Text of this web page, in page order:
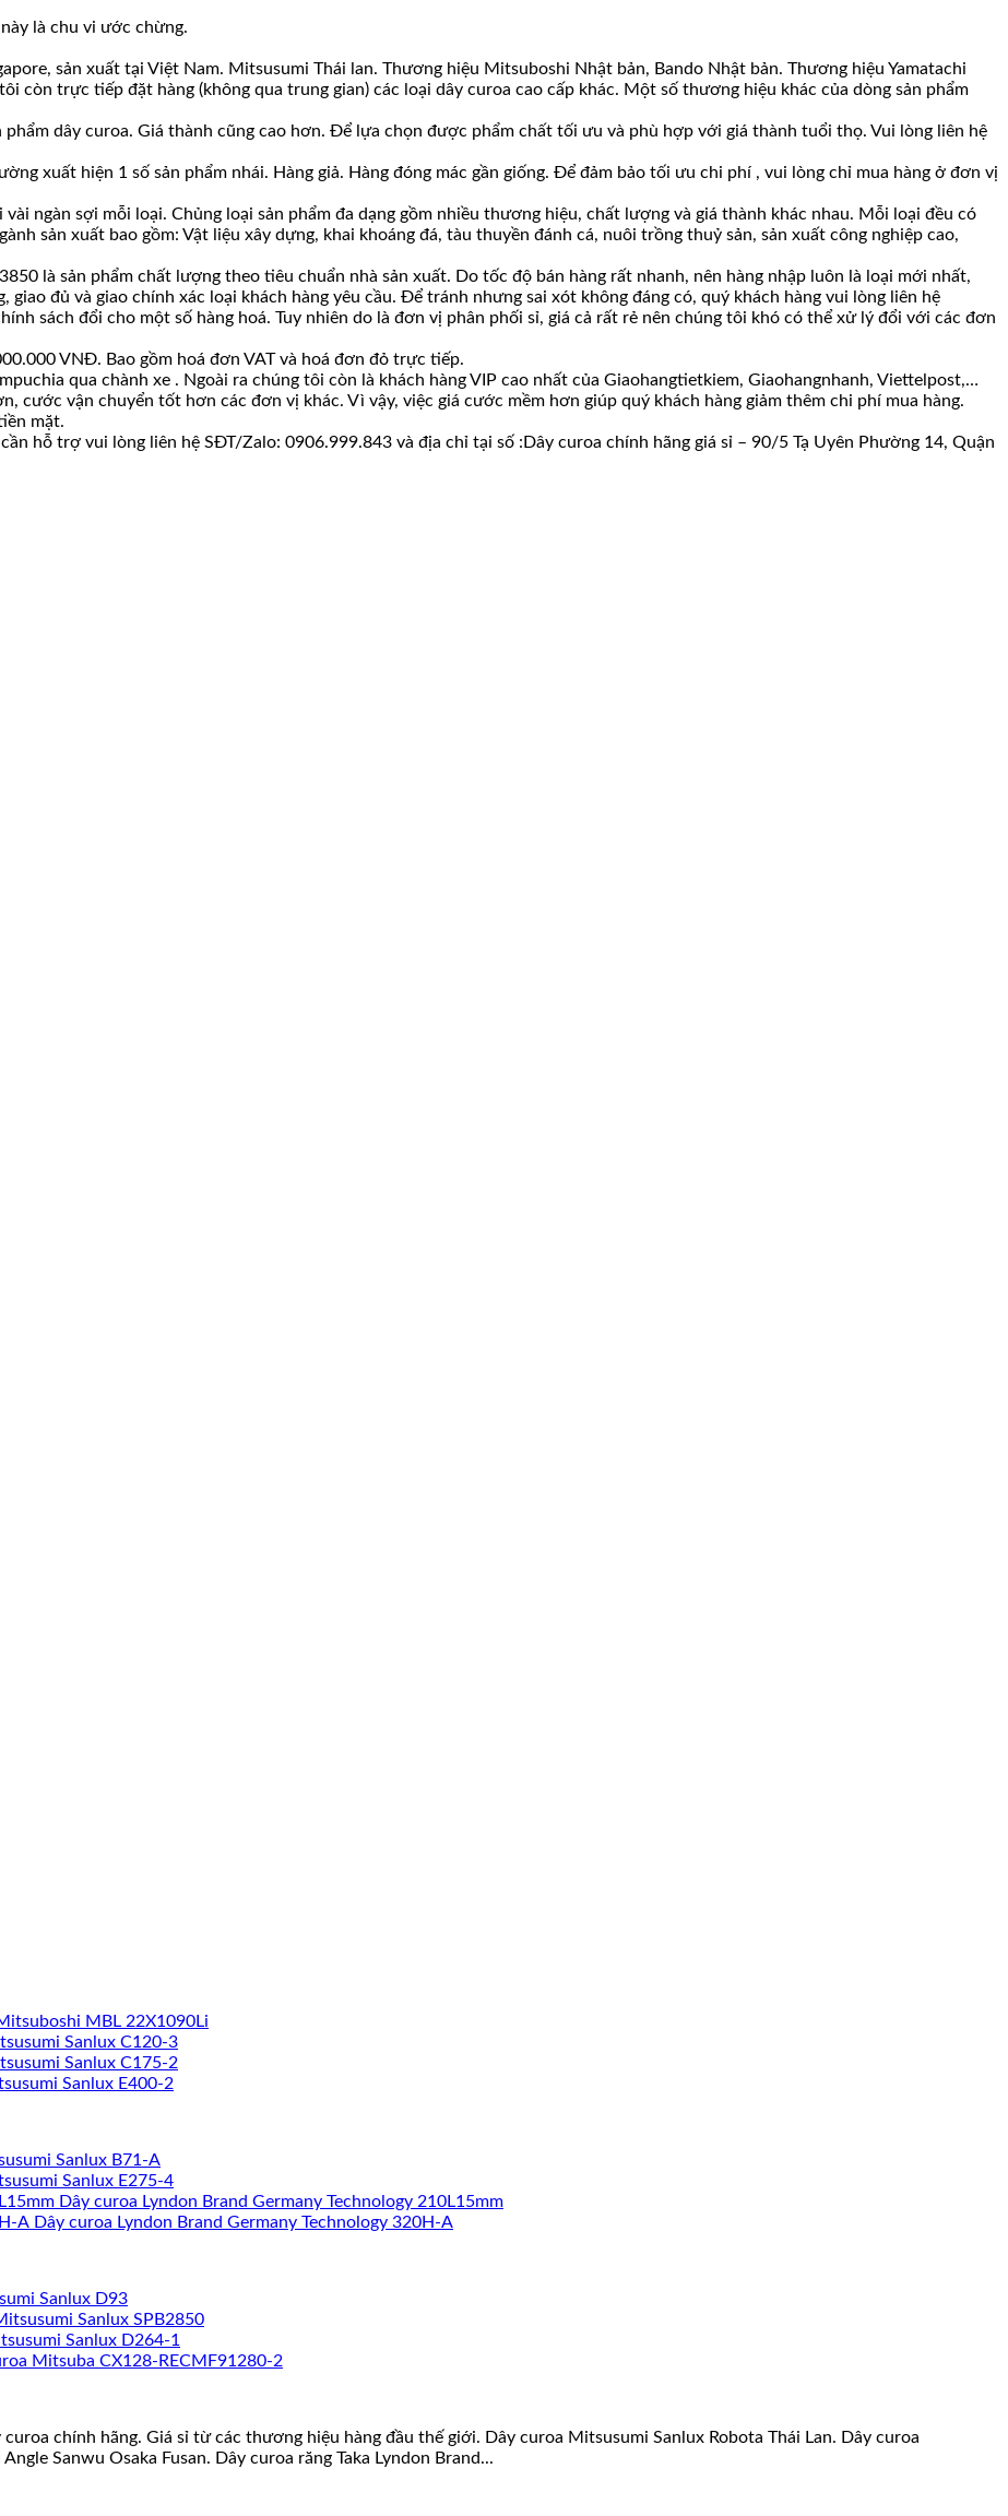
là chu vi ước chừng.
sản xuất tại Việt Nam. Mitsusumi Thái lan. Thương hiệu Mitsuboshi Nhật bản, Bando Nhật bản. Thương hiệu Yamatachi
còn trực tiếp đặt hàng (không qua trung gian) các loại dây curoa cao cấp khác. Một số thương hiệu khác của dòng sản phẩm
dây curoa. Giá thành cũng cao hơn. Để lựa chọn được phẩm chất tối ưu và phù hợp với giá thành tuổi thọ. Vui lòng liên hệ
xuất hiện 1 số sản phẩm nhái. Hàng giả. Hàng đóng mác gần giống. Để đảm bảo tối ưu chi phí , vui lòng chỉ mua hàng ở đơn vị
ngàn sợi mỗi loại. Chủng loại sản phẩm đa dạng gồm nhiều thương hiệu, chất lượng và giá thành khác nhau. Mỗi loại đều có
sản xuất bao gồm: Vật liệu xây dựng, khai khoáng đá, tàu thuyền đánh cá, nuôi trồng thuỷ sản, sản xuất công nghiệp cao,
là sản phẩm chất lượng theo tiêu chuẩn nhà sản xuất. Do tốc độ bán hàng rất nhanh, nên hàng nhập luôn là loại mới nhất,
đủ và giao chính xác loại khách hàng yêu cầu. Để tránh nhưng sai xót không đáng có, quý khách hàng vui lòng liên hệ
sách đổi cho một số hàng hoá. Tuy nhiên do là đơn vị phân phối sỉ, giá cả rất rẻ nên chúng tôi khó có thể xử lý đổi với các đơn
VNĐ. Bao gồm hoá đơn VAT và hoá đơn đỏ trực tiếp.
qua chành xe . Ngoài ra chúng tôi còn là khách hàng VIP cao nhất của Giaohangtietkiem, Giaohangnhanh, Viettelpost,…
cước vận chuyển tốt hơn các đơn vị khác. Vì vậy, việc giá cước mềm hơn giúp quý khách hàng giảm thêm chi phí mua hàng.
mặt.
hỗ trợ vui lòng liên hệ SĐT/Zalo: 0906.999.843 và địa chỉ tại số :Dây curoa chính hãng giá sỉ – 90/5 Tạ Uyên Phường 14, Quận
MBL 22X1090Li
Sanlux C120-3
Sanlux C175-2
Sanlux E400-2
Sanlux B71-A
Sanlux E275-4
Dây curoa Lyndon Brand Germany Technology 210L15mm
Dây curoa Lyndon Brand Germany Technology 320H-A
Sanlux D93
Sanlux SPB2850
Sanlux D264-1
Mitsuba CX128-RECMF91280-2
chính hãng. Giá sỉ từ các thương hiệu hàng đầu thế giới. Dây curoa Mitsusumi Sanlux Robota Thái Lan. Dây curoa
Sanwu Osaka Fusan. Dây curoa răng Taka Lyndon Brand...